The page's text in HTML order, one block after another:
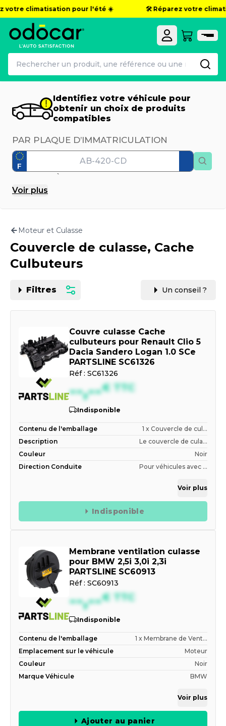
climatisation pour l'été ☀️ 🛠️ Réparez votre
Identifiez votre véhicule pour
obtenir un choix de produits
compatibles
PAR PLAQUE D’IMMATRICULATION
F
Motorisation
PAR CARTE GRISE OU VIN
Voir plus
Moteur et Culasse
Couvercle de culasse, Cache
Culbuteurs
Filtres Un conseil ?
Couvre culasse Cache
culbuteurs pour Renault Clio 5
Dacia Sandero Logan 1.0 SCe
PARTSLINE SC61326
Réf : SC61326
--,--€ TTC
Indisponible
Contenu de l'emballage
1 x Couvercle de cul...
Description
Le couvercle de cula...
Couleur
Noir
Direction Conduite
Pour véhicules avec ...
Voir plus
Indisponible
Membrane ventilation culasse
pour BMW 2,5i 3,0i 2,3i
PARTSLINE SC60913
Réf : SC60913
--,--€ TTC
Indisponible
Contenu de l'emballage
1 x Membrane de Vent...
Emplacement sur le véhicule
Moteur
Couleur
Noir
Marque Véhicule
BMW
Voir plus
Ajouter au panier